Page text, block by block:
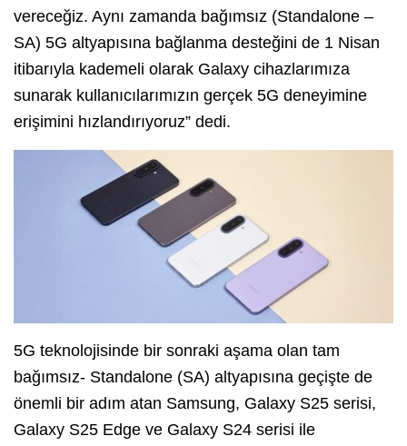
vereceğiz. Aynı zamanda bağımsız (Standalone –
SA) 5G altyapısına bağlanma desteğini de 1 Nisan
itibarıyla kademeli olarak Galaxy cihazlarımıza
sunarak kullanıcılarımızın gerçek 5G deneyimine
erişimini hızlandırıyoruz” dedi.
5G teknolojisinde bir sonraki aşama olan tam
bağımsız- Standalone (SA) altyapısına geçişte de
önemli bir adım atan Samsung, Galaxy S25 serisi,
Galaxy S25 Edge ve Galaxy S24 serisi ile